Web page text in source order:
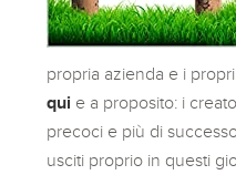
propria azienda e i
qui e a proposito: i
precoci e più di
usciti proprio in questi